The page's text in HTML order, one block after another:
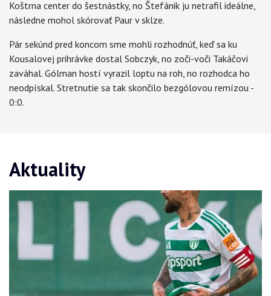
Koštrna center do šestnástky, no Štefánik ju netrafil ideálne,
následne mohol skórovať Paur v sklze.
Pár sekúnd pred koncom sme mohli rozhodnúť, keď sa ku
Kousalovej prihrávke dostal Sobczyk, no zoči-voči Takáčovi
zaváhal. Gólman hostí vyrazil loptu na roh, no rozhodca ho
neodpískal. Stretnutie sa tak skončilo bezgólovou remízou -
0:0.
Aktuality